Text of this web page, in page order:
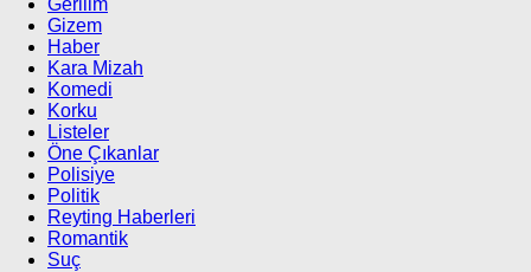
Gerilim
Gizem
Haber
Kara Mizah
Komedi
Korku
Listeler
Öne Çıkanlar
Polisiye
Politik
Reyting Haberleri
Romantik
Suç